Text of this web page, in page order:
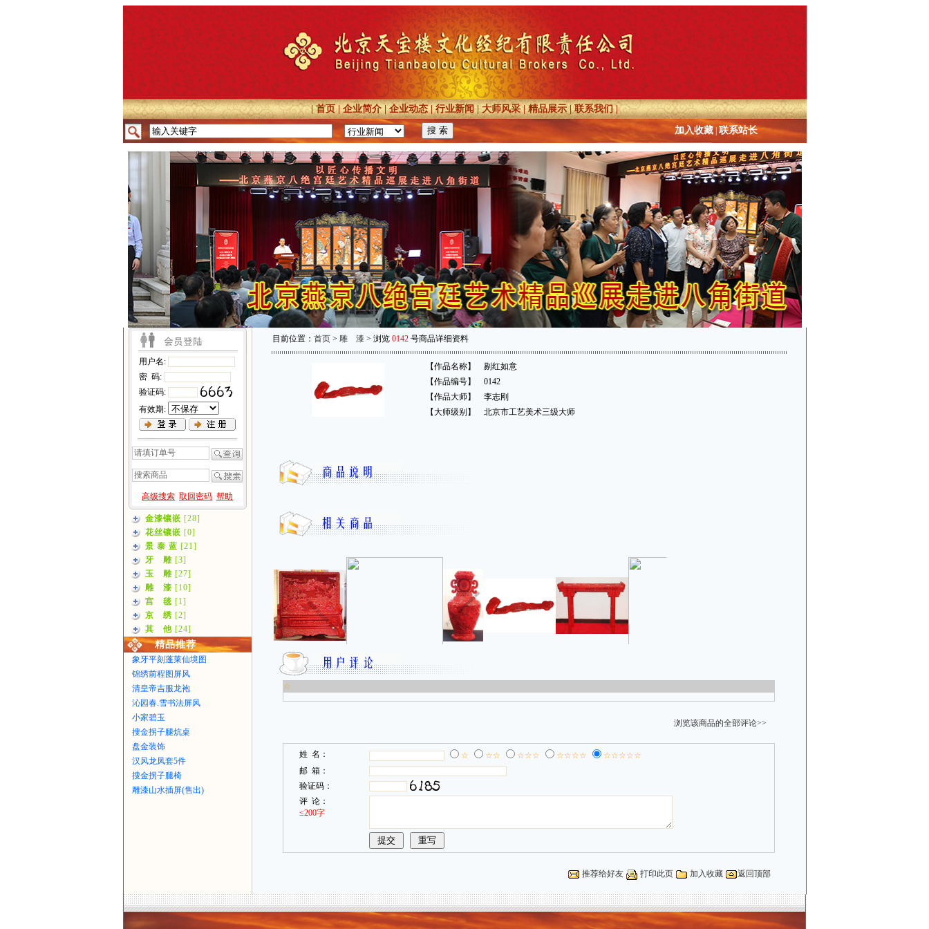
|首页| 企业简介 |企业动态 |行业新闻| 大师风采|精品展示|联系我们|
加入收藏 联系站长
用户名:
密 码:
验证码:
有效期:
高级搜索 取回密码 帮助
金漆镶嵌 [28]
花丝镶嵌 [0]
景 泰 蓝 [21]
牙 雕[3]
玉 雕[27]
雕 漆 [10]
宫 毯 [1]
京 绣 [2]
其 他[24]
精品推荐
象牙平刻蓬莱仙境图
锦绣前程图屏风
清皇帝吉服龙袍
沁园春.雪书法屏风
小家碧玉
搜金拐子腿炕桌
盘金装饰
汉风龙凤套5件
搜金拐子腿椅
雕漆山水插屏(售出)
目前位置： 首页 > 雕 漆 > 浏览 0142 号商品详细资料
【作品名称】
剔红如意
【作品编号】
0142
【作品大师】
李志刚
【大师级别】
北京市工艺美术三级大师
☆
浏览该商品的全部评论>>
姓 名： ☆ ☆☆ ☆☆☆ ☆☆☆☆
☆☆☆☆☆
邮 箱：
验证码：
评 论：
≤200字
推荐给好友 打印此页 加入收藏 返回顶部